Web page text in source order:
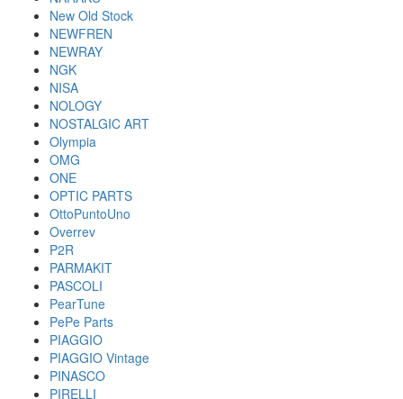
New Old Stock
NEWFREN
NEWRAY
NGK
NISA
NOLOGY
NOSTALGIC ART
Olympia
OMG
ONE
OPTIC PARTS
OttoPuntoUno
Overrev
P2R
PARMAKIT
PASCOLI
PearTune
PePe Parts
PIAGGIO
PIAGGIO Vintage
PINASCO
PIRELLI